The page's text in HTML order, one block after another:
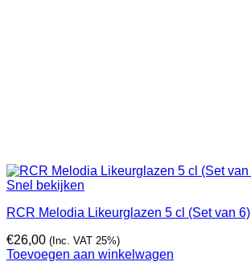
Snel bekijken
RCR Melodia Likeurglazen 5 cl (Set van 6)
€26,00 (Inc. VAT 25%)
Toevoegen aan winkelwagen